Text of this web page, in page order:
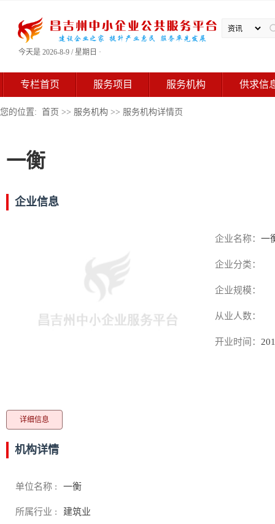
今天是 2026-8-9 / 星期日 ·
专栏首页 服务项目 服务机构 供求信
您的位置: 首页 >> 服务机构 >> 服务机构详情页
一衡
企业信息
企业名称： 一
企业分类：
企业规模：
从业人数：
开业时间：
详细信息
机构详情
单位名称 : 一衡
所属行业 : 建筑业